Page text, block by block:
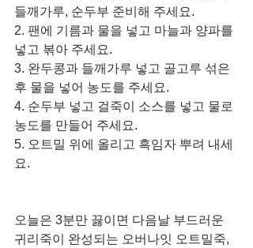
들깨가루, 순두부 준비해 주세요.
2. 팬에 기름과 물을 넣고 마늘과 양파를
넣고 볶아 주세요.
3. 완두콩과 들깨가루 넣고 골고루 섞은
후 물을 넣어 농도를 주세요.
4. 순두부 넣고 걸죽이 소스를 넣고 물로
농도를 만들어 주세요.
5. 오트밀 위에 올리고 흑임자 뿌려 내세
요.
오늘은 3분만 끓이면 다음날 부드러운
귀리죽이 완성되는 오버나잇 오트밀죽,